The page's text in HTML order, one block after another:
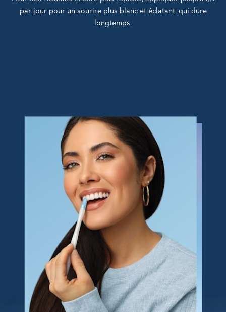
par jour pour un sourire plus blanc et éclatant, qui dure
longtemps.